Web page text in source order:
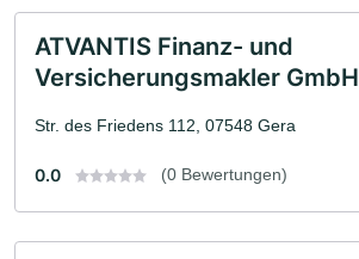
ATVANTIS Finanz- und
Versicherungsmakler GmbH
Str. des Friedens 112, 07548 Gera
0.0 (0 Bewertungen)